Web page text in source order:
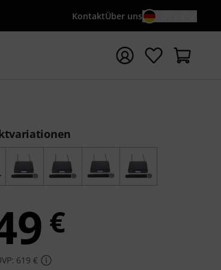
KontaktÜber uns
{searchTerm} starten
€
619 €